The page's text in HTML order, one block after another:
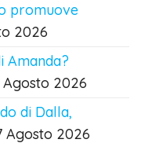
promuove
2026
Amanda?
Agosto 2026
di Dalla,
Agosto 2026